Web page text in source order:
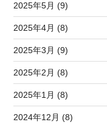
2025年5月 (9)
2025年4月 (8)
2025年3月 (9)
2025年2月 (8)
2025年1月 (8)
2024年12月 (8)